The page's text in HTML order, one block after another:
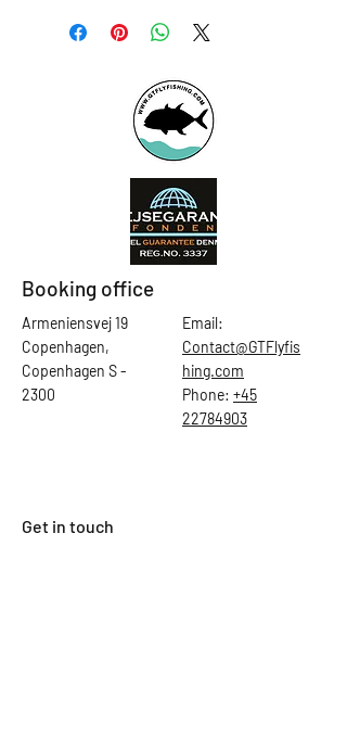
Booking office
Armeniensvej 19
Copenhagen,
Copenhagen S -
2300
Email:
Contact@GTFlyfis
hing.com
Phone: +45
22784903
Get in touch